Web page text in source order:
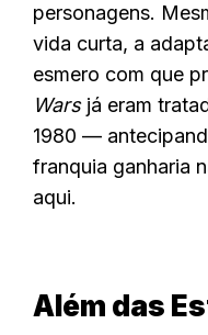
personagens.
vida curta, a
esmero com que
Warsjá eram
1980 —
franquia ganharia
aqui.
Além das